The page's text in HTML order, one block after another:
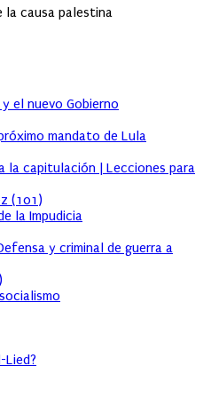
la causa palestina
el nuevo Gobierno
mandato de Lula
la capitulación | Lecciones para
(101)
la Impudicia
y criminal de guerra a
)
Lied?